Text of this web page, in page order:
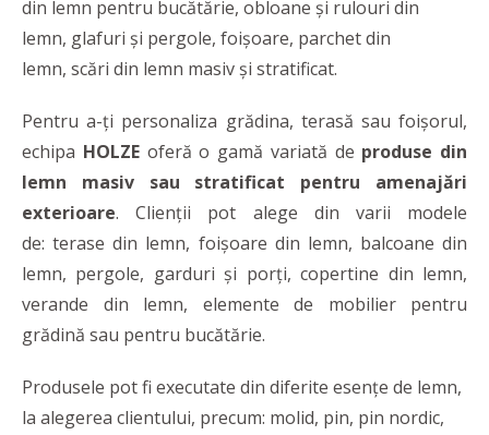
din lemn pentru bucătărie, obloane și rulouri din
lemn, glafuri și pergole, foișoare, parchet din
lemn, scări din lemn masiv și stratificat.
Pentru a-ți personaliza grădina, terasă sau foișorul,
echipa HOLZEoferă o gamă variată de produse din
lemn masiv sau stratificat pentru amenajări
exterioare. Clienții pot alege din varii modele
de: terase din lemn, foișoare din lemn, balcoane din
lemn, pergole, garduri și porți, copertine din lemn,
verande din lemn, elemente de mobilier pentru
grădină sau pentru bucătărie.
Produsele pot fi executate din diferite esențe de lemn,
la alegerea clientului, precum: molid, pin, pin nordic,